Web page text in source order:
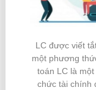
LC được viết
một phương
toán LC là
chức tài chính